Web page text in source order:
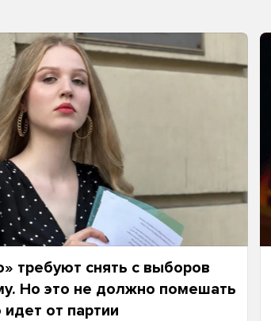
требуют снять с выборов
Но это не должно помешать
идет от партии